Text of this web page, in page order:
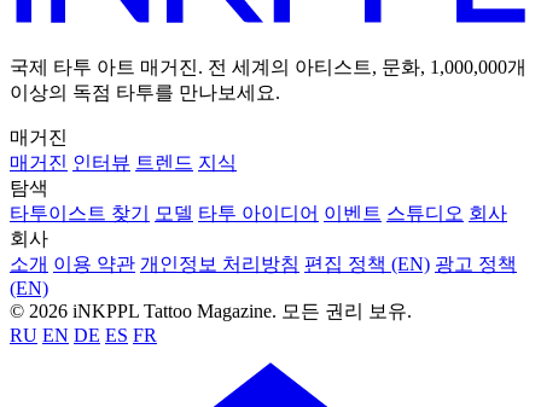
국제 타투 아트 매거진. 전 세계의 아티스트, 문화, 1,000,000개
이상의 독점 타투를 만나보세요.
매거진
매거진 인터뷰 트렌드 지식
탐색
타투이스트 찾기
모델 타투 아이디어 이벤트 스튜디오 회사
회사
소개 이용 약관 개인정보 처리방침 편집 정책 (EN) 광고 정책
(EN)
© 2026 iNKPPL Tattoo Magazine. 모든 권리 보유.
RU EN DE ES FR